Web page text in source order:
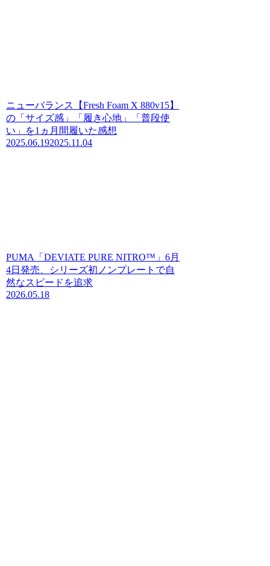
ニューバランス【Fresh Foam X 880v15】
の「サイズ感」「履き心地」「普段使
い」を1ヵ月間履いた感想
2025.06.192025.11.04
PUMA「DEVIATE PURE NITRO™」6月
4日発売、シリーズ初ノンプレートで自
然なスピードを追求
2026.05.18